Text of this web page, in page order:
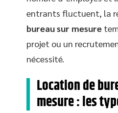
entrants fluctuent, la
bureau sur mesure
projet ou un
nécessité.
Location de
mesure : les